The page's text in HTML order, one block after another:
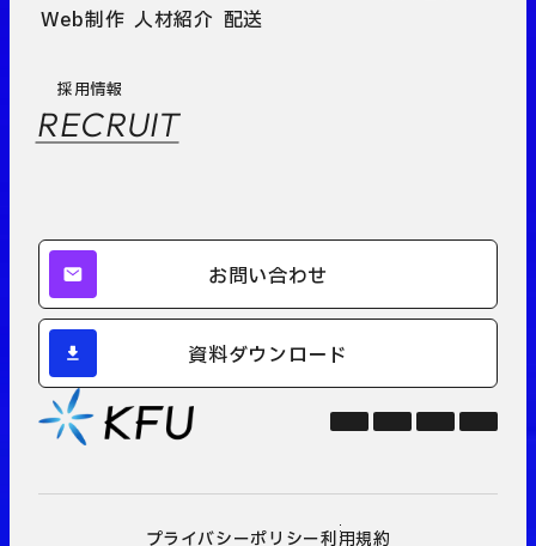
Web制作 人材紹介 配送
採用情報
RECRUIT
お問い合わせ
資料ダウンロード
プライバシーポリシー利用規約